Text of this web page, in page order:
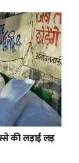
की लड़ाई लड़